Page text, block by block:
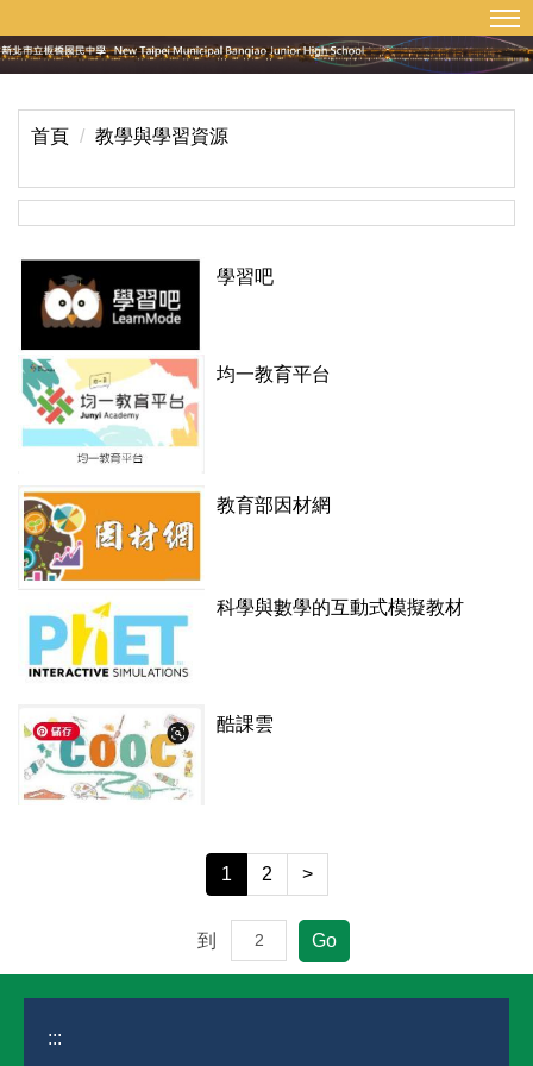
到
主
區
網站導覽
首頁 教學與學習資源
學習吧
均一教育平台
教育部因材網
科學與數學的互動式模擬教材
酷課雲
1 2 >
到 Go
:::